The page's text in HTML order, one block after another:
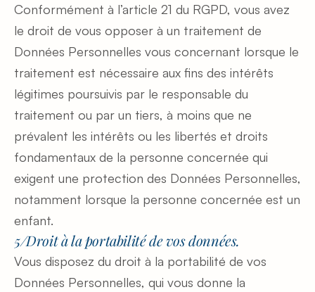
Conformément à l’article 21 du RGPD, vous avez
le droit de vous opposer à un traitement de
Données Personnelles vous concernant lorsque le
traitement est nécessaire aux fins des intérêts
légitimes poursuivis par le responsable du
traitement ou par un tiers, à moins que ne
prévalent les intérêts ou les libertés et droits
fondamentaux de la personne concernée qui
exigent une protection des Données Personnelles,
notamment lorsque la personne concernée est un
enfant.
5/Droit à la portabilité de vos données.
Vous disposez du droit à la portabilité de vos
Données Personnelles, qui vous donne la